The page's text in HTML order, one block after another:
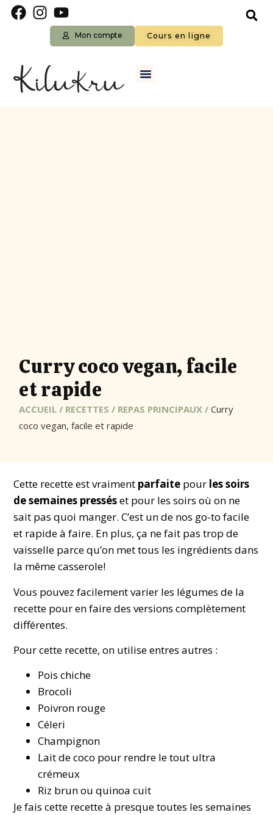
Mon compte Cours en ligne
Curry coco vegan, facile
et rapide
ACCUEIL / RECETTES / REPAS PRINCIPAUX /Curry
coco vegan, facile et rapide
Cette recette est vraiment parfaite pour les soirs
de semaines presséset pour les soirs où on ne
sait pas quoi manger. C’est un de nos go-to facile
et rapide à faire. En plus, ça ne fait pas trop de
vaisselle parce qu’on met tous les ingrédients dans
la même casserole!
Vous pouvez facilement varier les légumes de la
recette pour en faire des versions complètement
différentes.
Pour cette recette, on utilise entres autres :
Pois chiche
Brocoli
Poivron rouge
Céleri
Champignon
Lait de coco pour rendre le tout ultra
crémeux
Riz brun ou quinoa cuit
Je fais cette recette à presque toutes les semaines